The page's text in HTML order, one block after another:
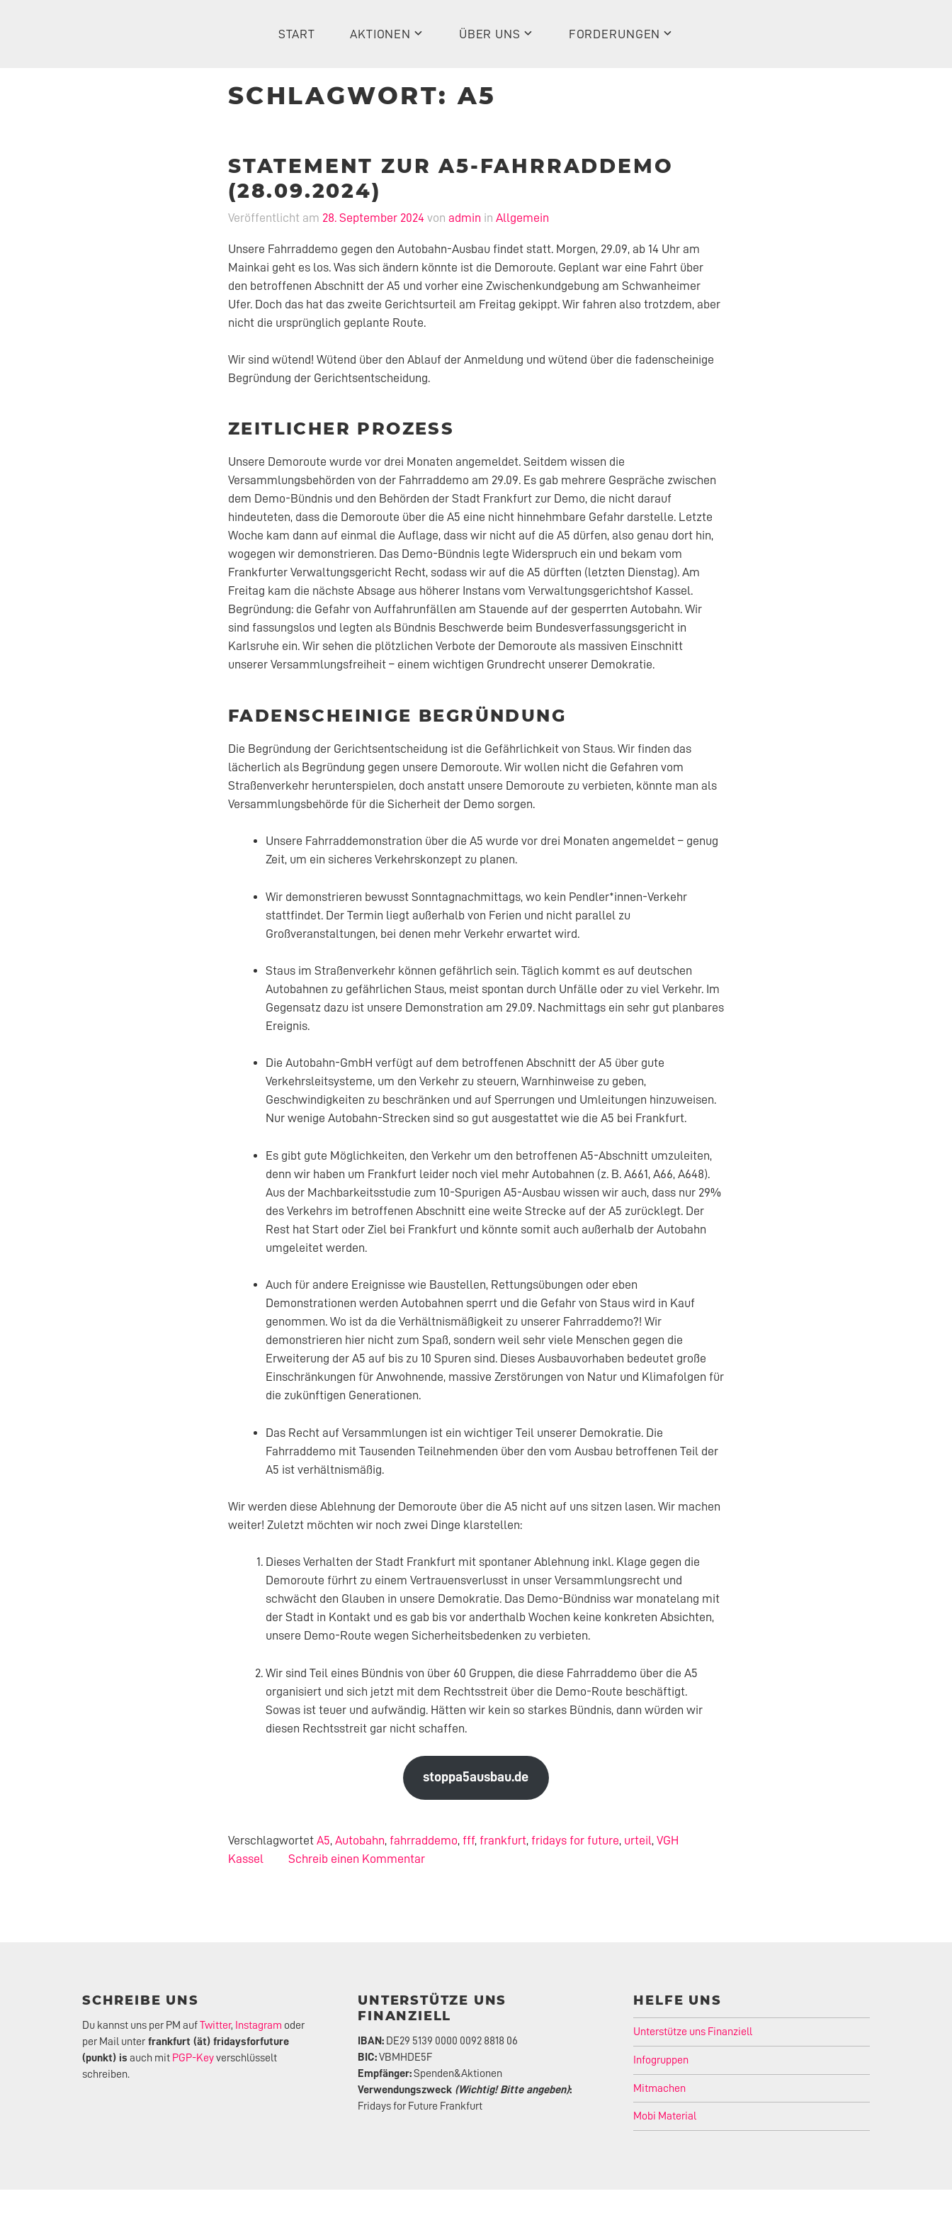
START AKTIONEN ÜBER UNS FORDERUNGEN
SCHLAGWORT:A5
STATEMENT ZUR A5-FAHRRADDEMO
(28.09.2024)
Veröffentlicht am 28. September 2024 von admin in Allgemein
Unsere Fahrraddemo gegen den Autobahn-Ausbau findet statt. Morgen, 29.09, ab 14 Uhr am
Mainkai geht es los. Was sich ändern könnte ist die Demoroute. Geplant war eine Fahrt über
den betroffenen Abschnitt der A5 und vorher eine Zwischenkundgebung am Schwanheimer
Ufer. Doch das hat das zweite Gerichtsurteil am Freitag gekippt. Wir fahren also trotzdem, aber
nicht die ursprünglich geplante Route.
Wir sind wütend! Wütend über den Ablauf der Anmeldung und wütend über die fadenscheinige
Begründung der Gerichtsentscheidung.
ZEITLICHER PROZESS
Unsere Demoroute wurde vor drei Monaten angemeldet. Seitdem wissen die
Versammlungsbehörden von der Fahrraddemo am 29.09. Es gab mehrere Gespräche zwischen
dem Demo-Bündnis und den Behörden der Stadt Frankfurt zur Demo, die nicht darauf
hindeuteten, dass die Demoroute über die A5 eine nicht hinnehmbare Gefahr darstelle. Letzte
Woche kam dann auf einmal die Auflage, dass wir nicht auf die A5 dürfen, also genau dort hin,
wogegen wir demonstrieren. Das Demo-Bündnis legte Widerspruch ein und bekam vom
Frankfurter Verwaltungsgericht Recht, sodass wir auf die A5 dürften (letzten Dienstag). Am
Freitag kam die nächste Absage aus höherer Instans vom Verwaltungsgerichtshof Kassel.
Begründung: die Gefahr von Auffahrunfällen am Stauende auf der gesperrten Autobahn. Wir
sind fassungslos und legten als Bündnis Beschwerde beim Bundesverfassungsgericht in
Karlsruhe ein. Wir sehen die plötzlichen Verbote der Demoroute als massiven Einschnitt
unserer Versammlungsfreiheit – einem wichtigen Grundrecht unserer Demokratie.
FADENSCHEINIGE BEGRÜNDUNG
Die Begründung der Gerichtsentscheidung ist die Gefährlichkeit von Staus. Wir finden das
lächerlich als Begründung gegen unsere Demoroute. Wir wollen nicht die Gefahren vom
Straßenverkehr herunterspielen, doch anstatt unsere Demoroute zu verbieten, könnte man als
Versammlungsbehörde für die Sicherheit der Demo sorgen.
Unsere Fahrraddemonstration über die A5 wurde vor drei Monaten angemeldet – genug
Zeit, um ein sicheres Verkehrskonzept zu planen.
Wir demonstrieren bewusst Sonntagnachmittags, wo kein Pendler*innen-Verkehr
stattfindet. Der Termin liegt außerhalb von Ferien und nicht parallel zu
Großveranstaltungen, bei denen mehr Verkehr erwartet wird.
Staus im Straßenverkehr können gefährlich sein. Täglich kommt es auf deutschen
Autobahnen zu gefährlichen Staus, meist spontan durch Unfälle oder zu viel Verkehr. Im
Gegensatz dazu ist unsere Demonstration am 29.09. Nachmittags ein sehr gut planbares
Ereignis.
Die Autobahn-GmbH verfügt auf dem betroffenen Abschnitt der A5 über gute
Verkehrsleitsysteme, um den Verkehr zu steuern, Warnhinweise zu geben,
Geschwindigkeiten zu beschränken und auf Sperrungen und Umleitungen hinzuweisen.
Nur wenige Autobahn-Strecken sind so gut ausgestattet wie die A5 bei Frankfurt.
Es gibt gute Möglichkeiten, den Verkehr um den betroffenen A5-Abschnitt umzuleiten,
denn wir haben um Frankfurt leider noch viel mehr Autobahnen (z. B. A661, A66, A648).
Aus der Machbarkeitsstudie zum 10-Spurigen A5-Ausbau wissen wir auch, dass nur 29%
des Verkehrs im betroffenen Abschnitt eine weite Strecke auf der A5 zurücklegt. Der
Rest hat Start oder Ziel bei Frankfurt und könnte somit auch außerhalb der Autobahn
umgeleitet werden.
Auch für andere Ereignisse wie Baustellen, Rettungsübungen oder eben
Demonstrationen werden Autobahnen sperrt und die Gefahr von Staus wird in Kauf
genommen. Wo ist da die Verhältnismäßigkeit zu unserer Fahrraddemo?! Wir
demonstrieren hier nicht zum Spaß, sondern weil sehr viele Menschen gegen die
Erweiterung der A5 auf bis zu 10 Spuren sind. Dieses Ausbauvorhaben bedeutet große
Einschränkungen für Anwohnende, massive Zerstörungen von Natur und Klimafolgen für
die zukünftigen Generationen.
Das Recht auf Versammlungen ist ein wichtiger Teil unserer Demokratie. Die
Fahrraddemo mit Tausenden Teilnehmenden über den vom Ausbau betroffenen Teil der
A5 ist verhältnismäßig.
Wir werden diese Ablehnung der Demoroute über die A5 nicht auf uns sitzen lasen. Wir machen
weiter! Zuletzt möchten wir noch zwei Dinge klarstellen:
Dieses Verhalten der Stadt Frankfurt mit spontaner Ablehnung inkl. Klage gegen die
Demoroute fürhrt zu einem Vertrauensverlusst in unser Versammlungsrecht und
schwächt den Glauben in unsere Demokratie. Das Demo-Bündniss war monatelang mit
der Stadt in Kontakt und es gab bis vor anderthalb Wochen keine konkreten Absichten,
unsere Demo-Route wegen Sicherheitsbedenken zu verbieten.
Wir sind Teil eines Bündnis von über 60 Gruppen, die diese Fahrraddemo über die A5
organisiert und sich jetzt mit dem Rechtsstreit über die Demo-Route beschäftigt.
Sowas ist teuer und aufwändig. Hätten wir kein so starkes Bündnis, dann würden wir
diesen Rechtsstreit gar nicht schaffen.
stoppa5ausbau.de
Verschlagwortet A5 Autobahn fahrraddemo fff, frankfurt, fridays for future urteil VGH
Kassel
Schreib einen Kommentar
SCHREIBE UNS
Du kannst uns per PM aufTwitter, Instagram oder
per Mail unterfrankfurt (ät) fridaysforfuture
(punkt) is auch mit PGP-Keyverschlüsselt
schreiben.
UNTERSTÜTZE UNS
FINANZIELL
IBAN: DE29 5139 0000 0092 8818 06
BIC:VBMHDE5F
Empfänger:Spenden&Aktionen
Verwendungszweck (Wichtig! Bitte angeben):
Fridays for Future Frankfurt
HELFE UNS
Unterstütze uns Finanziell
Infogruppen
Mitmachen
Mobi Material